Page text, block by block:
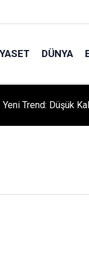
DÜNYA
Yeni Trend: Düşük